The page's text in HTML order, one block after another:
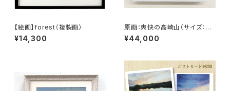
【絵画】forest（複製画）
¥14,300
原画：爽快の高崎山（サイズ：S
M号・額縁外寸：たて25.8cm×
よこ32.7㎝×奥行4.5㎝）
¥44,000